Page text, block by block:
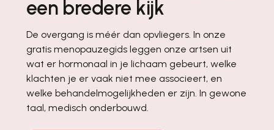
een bredere kijk
De overgang is méér dan opvliegers. In onze
gratis menopauzegids leggen onze artsen uit
wat er hormonaal in je lichaam gebeurt, welke
klachten je er vaak niet mee associeert, en
welke behandelmogelijkheden er zijn. In gewone
taal, medisch onderbouwd.